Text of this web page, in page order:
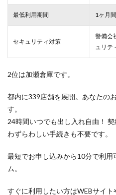
最低利用期間 1ヶ月間
セキュリティ対策
警備会
ュリテ
2位は加瀬倉庫です。
都内に339店舗を展開。あなたの
す。
24時間いつでも出し入れ自由！
わずらわしい手続きも不要です。
最短でお申し込みから10分で利
ム。
すぐに利用したい方はWEBサイ